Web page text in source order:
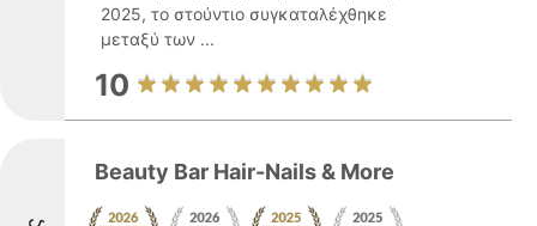
2025, το στούντιο συγκαταλέχθηκε
μεταξύ των ...
10
Beauty Bar Hair-Nails & More